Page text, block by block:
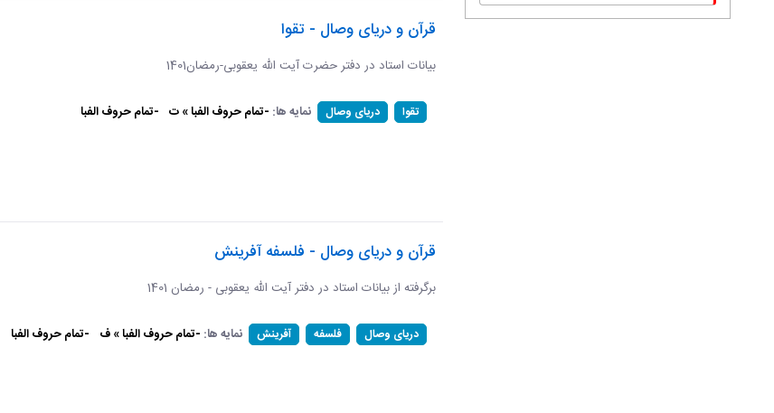
قرآن و دریای وصال - تقوا
بیانات استاد در دفتر حضرت آیت الله یعقوبی-رمضان1401
تقوا دریای وصال نمایه ها: -تمام حروف الفبا » ت -تمام حروف الفبا
قرآن و دریای وصال - فلسفه آفرینش
برگرفته از بیانات استاد در دفتر آیت الله یعقوبی - رمضان 1401
دریای وصال فلسفه آفرینش نمایه ها: -تمام حروف الفبا » ف -تمام حروف الفبا